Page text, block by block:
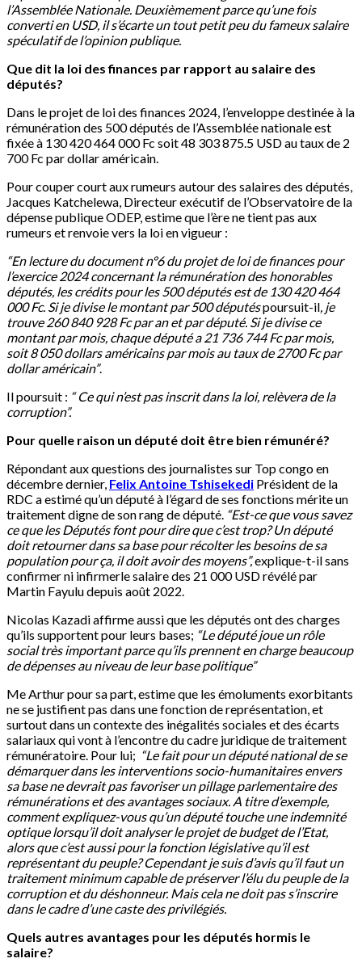
l’Assemblée Nationale. Deuxièmement parce qu’une fois
converti en USD, il s’écarte un tout petit peu du fameux salaire
spéculatif de l’opinion publique.
Que dit la loi des finances par rapport au salaire des
députés?
Dans le projet de loi des finances 2024, l’enveloppe destinée à la
rémunération des 500 députés de l’Assemblée nationale est
fixée à 130 420 464 000 Fc soit 48 303 875.5 USD au taux de 2
700 Fc par dollar américain.
Pour couper court aux rumeurs autour des salaires des députés,
Jacques Katchelewa, Directeur exécutif de l’Observatoire de la
dépense publique ODEP, estime que l’ère ne tient pas aux
rumeurs et renvoie vers la loi en vigueur :
“En lecture du document n°6 du projet de loi de finances pour
l’exercice 2024 concernant la rémunération des honorables
députés, les crédits pour les 500 députés est de 130 420 464
000 Fc. Si je divise le montant par 500 députéspoursuit-il, je
trouve 260 840 928 Fc par an et par député. Si je divise ce
montant par mois, chaque député a 21 736 744 Fc par mois,
soit 8 050 dollars américains par mois au taux de 2700 Fc par
dollar américain”.
Il poursuit : “ Ce qui n’est pas inscrit dans la loi, relèvera de la
corruption”.
Pour quelle raison un député doit être bien rémunéré?
Répondant aux questions des journalistes sur Top congo en
décembre dernier, Felix Antoine Tshisekedi Président de la
RDC a estimé qu’un député à l’égard de ses fonctions mérite un
traitement digne de son rang de député. “Est-ce que vous savez
ce que les Députés font pour dire que c’est trop? Un député
doit retourner dans sa base pour récolter les besoins de sa
population pour ça, il doit avoir des moyens”,explique-t-il sans
confirmer ni infirmerle salaire des 21 000 USD révélé par
Martin Fayulu depuis août 2022.
Nicolas Kazadi affirme aussi que les députés ont des charges
qu’ils supportent pour leurs bases; “Le député joue un rôle
social très important parce qu’ils prennent en charge beaucoup
de dépenses au niveau de leur base politique”
Me Arthur pour sa part, estime que les émoluments exorbitants
ne se justifient pas dans une fonction de représentation, et
surtout dans un contexte des inégalités sociales et des écarts
salariaux qui vont à l’encontre du cadre juridique de traitement
rémunératoire. Pour lui; “Le fait pour un député national de se
démarquer dans les interventions socio-humanitaires envers
sa base ne devrait pas favoriser un pillage parlementaire des
rémunérations et des avantages sociaux. A titre d’exemple,
comment expliquez-vous qu’un député touche une indemnité
optique lorsqu’il doit analyser le projet de budget de l’Etat,
alors que c’est aussi pour la fonction législative qu’il est
représentant du peuple? Cependant je suis d’avis qu’il faut un
traitement minimum capable de préserver l’élu du peuple de la
corruption et du déshonneur. Mais cela ne doit pas s’inscrire
dans le cadre d’une caste des privilégiés.
Quels autres avantages pour les députés hormis le
salaire?